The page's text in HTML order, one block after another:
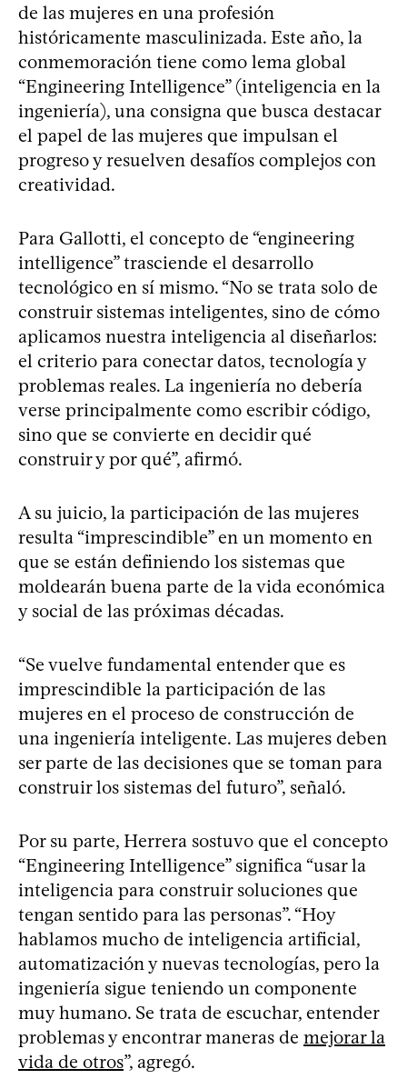
de las mujeres en una profesión
históricamente masculinizada. Este año, la
conmemoración tiene como lema global
“Engineering Intelligence” (inteligencia en la
ingeniería), una consigna que busca destacar
el papel de las mujeres que impulsan el
progreso y resuelven desafíos complejos con
creatividad.
Para Gallotti, el concepto de “engineering
intelligence” trasciende el desarrollo
tecnológico en sí mismo. “No se trata solo de
construir sistemas inteligentes, sino de cómo
aplicamos nuestra inteligencia al diseñarlos:
el criterio para conectar datos, tecnología y
problemas reales. La ingeniería no debería
verse principalmente como escribir código,
sino que se convierte en decidir qué
construir y por qué”, afirmó.
A su juicio, la participación de las mujeres
resulta “imprescindible” en un momento en
que se están definiendo los sistemas que
moldearán buena parte de la vida económica
y social de las próximas décadas.
“Se vuelve fundamental entender que es
imprescindible la participación de las
mujeres en el proceso de construcción de
una ingeniería inteligente. Las mujeres deben
ser parte de las decisiones que se toman para
construir los sistemas del futuro”, señaló.
Por su parte, Herrera sostuvo que el concepto
“Engineering Intelligence” significa “usar la
inteligencia para construir soluciones que
tengan sentido para las personas”. “Hoy
hablamos mucho de inteligencia artificial,
automatización y nuevas tecnologías, pero la
ingeniería sigue teniendo un componente
muy humano. Se trata de escuchar, entender
problemas y encontrar maneras de mejorar la
vida de otros”, agregó.